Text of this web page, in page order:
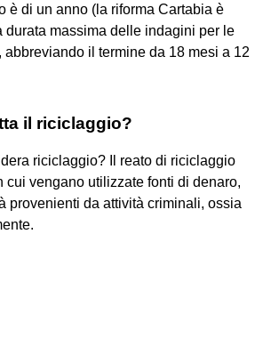
è di un anno (la riforma Cartabia è
durata massima delle indagini per le
abbreviando il termine da 18 mesi a 12
il riciclaggio?
riciclaggio? Il reato di riciclaggio
cui vengano utilizzate fonti di denaro,
provenienti da attività criminali, ossia